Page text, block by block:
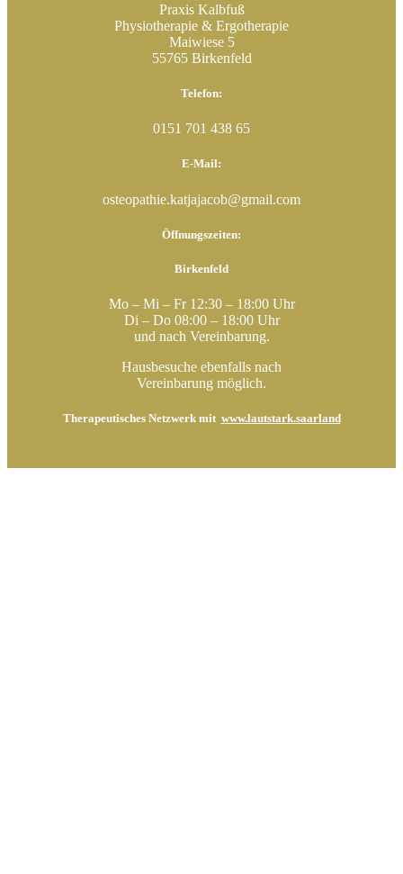
Praxis Kalbfuß
Physiotherapie & Ergotherapie
Maiwiese 5
55765 Birkenfeld
Telefon:
0151 701 438 65
E-Mail:
osteopathie.katjajacob@gmail.com
Öffnungszeiten:
Birkenfeld
Mo – Mi – Fr 12:30 – 18:00 Uhr
Di – Do 08:00 – 18:00 Uhr
und nach Vereinbarung.
Hausbesuche ebenfalls nach
Vereinbarung möglich.
Therapeutisches Netzwerk mit www.lautstark.saarland